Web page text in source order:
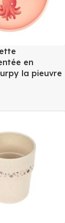
en
la pieuvre